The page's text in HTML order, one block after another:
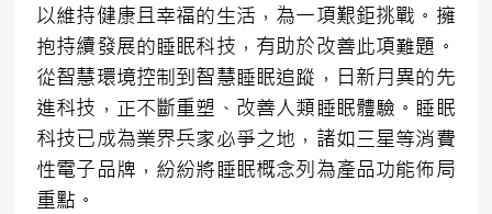
以維持健康且幸福的生活，為一項艱鉅挑戰。擁
抱持續發展的睡眠科技，有助於改善此項難題。
從智慧環境控制到智慧睡眠追蹤，日新月異的先
進科技，正不斷重塑、改善人類睡眠體驗。睡眠
科技已成為業界兵家必爭之地，諸如三星等消費
性電子品牌，紛紛將睡眠概念列為產品功能佈局
重點。